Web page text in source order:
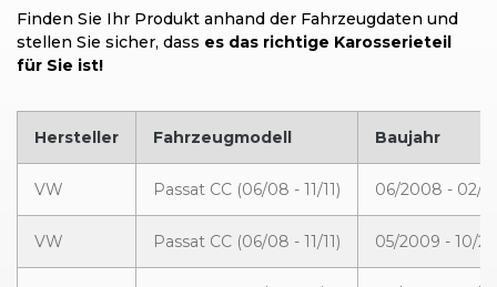
Finden Sie Ihr Produkt anhand der Fahrzeugdaten und
stellen Sie sicher, dass es das richtige Karosserieteil
für Sie ist!
Hersteller Fahrzeugmodell Baujahr
VW Passat CC (06/08 - 11/11) 06/2008 - 02/
VW Passat CC (06/08 - 11/11) 05/2009 - 10/